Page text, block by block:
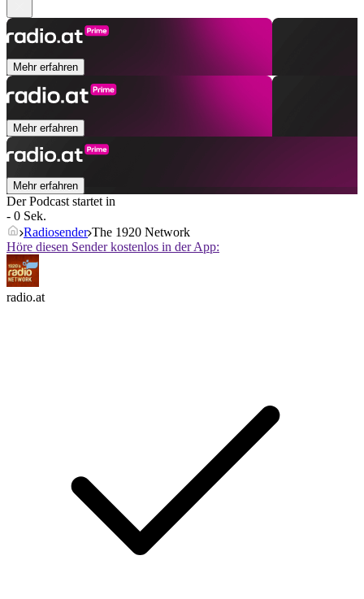
Mehr erfahren
Mehr erfahren
Mehr erfahren
Der Podcast startet in
- 0 Sek.
Radiosender The 1920 Network
Höre diesen Sender kostenlos in der App:
radio.at